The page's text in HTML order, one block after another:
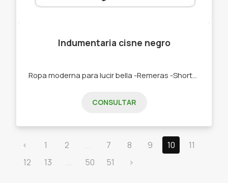
Indumentaria cisne negro
CONSULTAR
‹ 1 2 ... 7 8 9 10
11
12
13 ... 50 51 ›